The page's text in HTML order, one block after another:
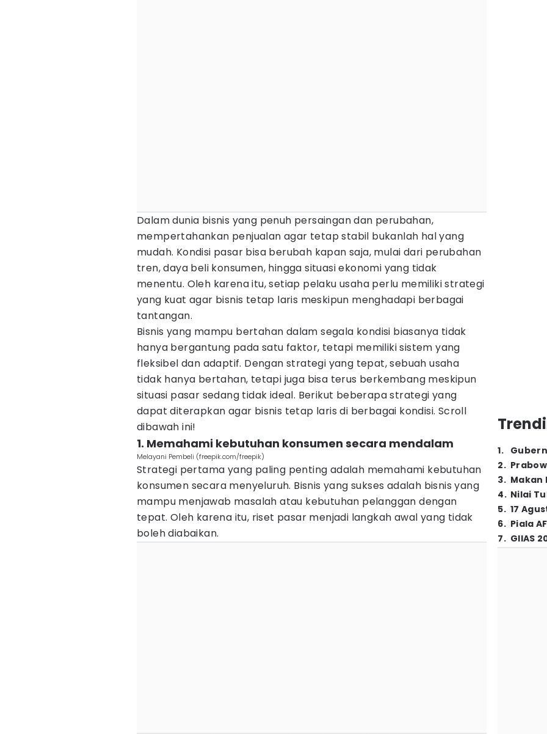
Dalam dunia bisnis yang penuh persaingan dan perubahan,
mempertahankan penjualan agar tetap stabil bukanlah hal yang
mudah. Kondisi pasar bisa berubah kapan saja, mulai dari perubahan
tren, daya beli konsumen, hingga situasi ekonomi yang tidak
menentu. Oleh karena itu, setiap pelaku usaha perlu memiliki strategi
yang kuat agar bisnis tetap laris meskipun menghadapi berbagai
tantangan.
Bisnis yang mampu bertahan dalam segala kondisi biasanya tidak
hanya bergantung pada satu faktor, tetapi memiliki sistem yang
fleksibel dan adaptif. Dengan strategi yang tepat, sebuah usaha
tidak hanya bertahan, tetapi juga bisa terus berkembang meskipun
situasi pasar sedang tidak ideal. Berikut beberapa strategi yang
dapat diterapkan agar bisnis tetap laris di berbagai kondisi. Scroll
dibawah ini!
1. Memahami kebutuhan konsumen secara mendalam
Melayani Pembeli (freepik.com/freepik)
Strategi pertama yang paling penting adalah memahami kebutuhan
konsumen secara menyeluruh. Bisnis yang sukses adalah bisnis yang
mampu menjawab masalah atau kebutuhan pelanggan dengan
tepat. Oleh karena itu, riset pasar menjadi langkah awal yang tidak
boleh diabaikan.
1.
2.
3. Makan
4. Nilai
5. 17
6. Piala
7. GIIAS